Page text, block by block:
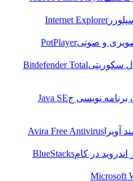
Internet Explorer
و صوتیPotPlayer
سکوریتیBitdefender Total
برنامه نویسی جJava SE
آویرا Avira Free Antivirus
در کامBlueStacks